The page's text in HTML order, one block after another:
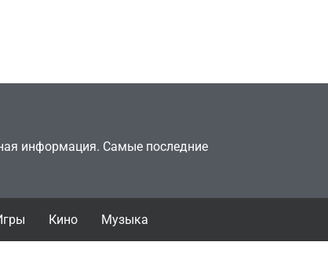
информация. Самые последние
Кино Музыка